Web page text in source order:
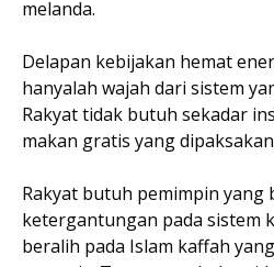
melanda.
Delapan kebijakan hemat
hanyalah wajah dari sistem
Rakyat tidak butuh sekadar
makan gratis yang
Rakyat butuh pemimpin
ketergantungan pada sistem
beralih pada Islam kaffah